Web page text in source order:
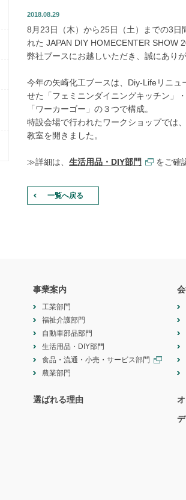
2018.08.29
8月23日（木）から25日（土）までの3日
れた JAPAN DIY HOMECENTER SHOW
弊社ブースにお越しいただき、誠にあり
今年の矢崎化工ブースは、Diy-Lifeリニュ
せた「フェミニンダイニングキッチン」
「ワーカーゴー」の３つで構成。
特設会場で行われたワークショップでは
教室を開きました。
≫詳細は、 生活用品・DIY部門 をご確
一覧へ戻る
事業案内
工業部門
福祉介護部門
自動車部品部門
生活用品・DIY部門
食品・流通・小売・サービス部門
農業部門
選ばれる理由